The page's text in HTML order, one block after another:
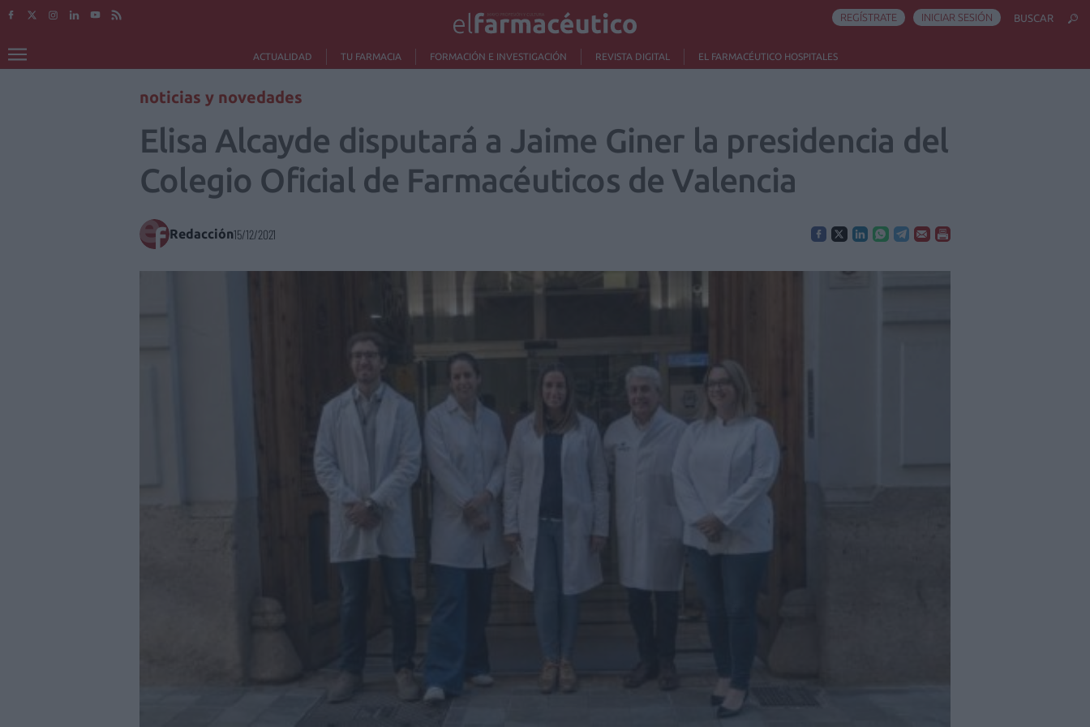
ACTUALIDAD TU FARMACIA FORMACIÓN E INVESTIGACIÓN REVISTA DIGITAL EL FARMACÉUTICO HOSPITALES
REGÍSTRATE INICIAR SESIÓN BUSCAR
noticias y novedades
Elisa Alcayde disputará a Jaime Giner la presidencia del
Colegio Oficial de Farmacéuticos de Valencia
Redacción15/12/2021